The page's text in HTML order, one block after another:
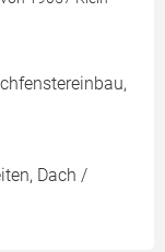
Dach /